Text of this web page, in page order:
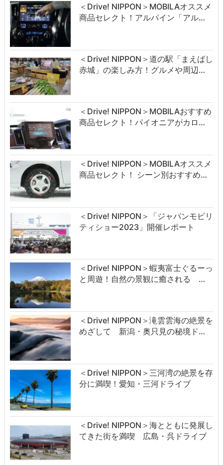
＜Drive! NIPPON＞MOBILAオススメ
商品セレクト！アルパイン「アル…
＜Drive! NIPPON＞道の駅「まえばし
赤城」の楽しみ方！グルメや周辺…
＜Drive! NIPPON＞MOBILAおすすめ
商品セレクト！パイオニアがカロ…
＜Drive! NIPPON＞MOBILAオススメ
商品セレクト！ シーン別おすすめ…
＜Drive! NIPPON＞「ジャパンモビリ
ティショー2023」開催レポート
＜Drive! NIPPON＞蝦夷富士ぐるーっ
と周遊！自然の景観に癒される …
＜Drive! NIPPON＞滝雲雲海の絶景を
めざして 新潟・奥只見の秘境ド…
＜Drive! NIPPON＞三河湾の絶景を存
分に満喫！愛知・三河ドライブ
＜Drive! NIPPON＞海とともに発展し
てきた街を満喫 広島・呉ドライブ